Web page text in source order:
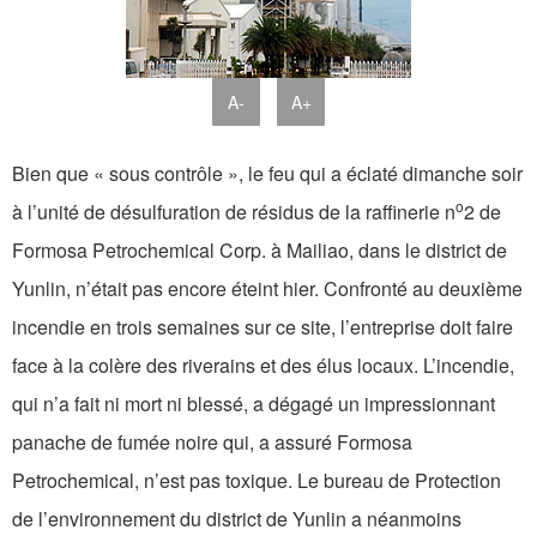
A- A+
Bien que « sous contrôle », le feu qui a éclaté dimanche soir
à l’unité de désulfuration de résidus de la raffinerie no2 de
Formosa Petrochemical Corp. à Mailiao, dans le district de
Yunlin, n’était pas encore éteint hier. Confronté au deuxième
incendie en trois semaines sur ce site, l’entreprise doit faire
face à la colère des riverains et des élus locaux. L’incendie,
qui n’a fait ni mort ni blessé, a dégagé un impressionnant
panache de fumée noire qui, a assuré Formosa
Petrochemical, n’est pas toxique. Le bureau de Protection
de l’environnement du district de Yunlin a néanmoins